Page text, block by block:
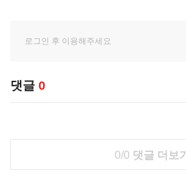
댓글 0
0/0 댓글 더보기